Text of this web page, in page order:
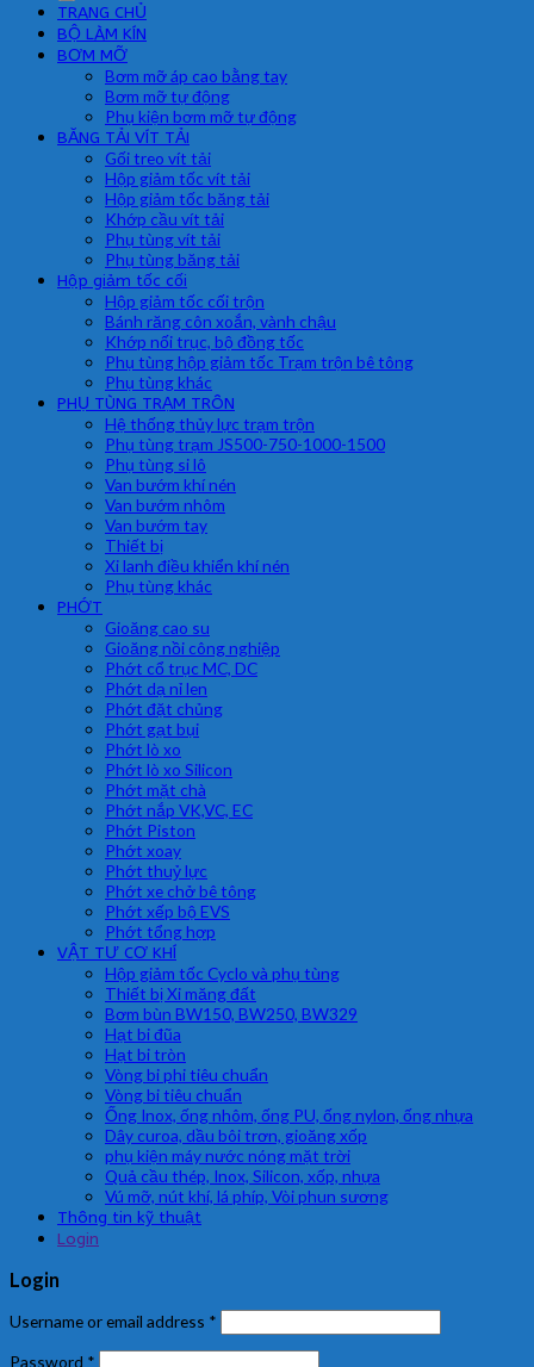
TRANG CHỦ
BỘ LÀM KÍN
BƠM MỠ
Bơm mỡ áp cao bằng tay
Bơm mỡ tự động
Phụ kiện bơm mỡ tự động
BĂNG TẢI VÍT TẢI
Gối treo vít tải
Hộp giảm tốc vít tải
Hộp giảm tốc băng tải
Khớp cầu vít tải
Phụ tùng vít tải
Phụ tùng băng tải
Hộp giảm tốc cối
Hộp giảm tốc cối trộn
Bánh răng côn xoắn, vành chậu
Khớp nối trục, bộ đồng tốc
Phụ tùng hộp giảm tốc Trạm trộn bê tông
Phụ tùng khác
PHỤ TÙNG TRẠM TRÔN
Hệ thống thủy lực trạm trộn
Phụ tùng trạm JS500-750-1000-1500
Phụ tùng si lô
Van bướm khí nén
Van bướm nhôm
Van bướm tay
Thiết bị
Xi lanh điều khiển khí nén
Phụ tùng khác
PHỚT
Gioăng cao su
Gioăng nồi công nghiệp
Phớt cổ trục MC, DC
Phớt dạ nỉ len
Phớt đặt chủng
Phớt gạt bụi
Phớt lò xo
Phớt lò xo Silicon
Phớt mặt chà
Phớt nắp VK,VC, EC
Phớt Piston
Phớt xoay
Phớt thuỷ lực
Phớt xe chở bê tông
Phớt xếp bộ EVS
Phớt tổng hợp
VẬT TƯ CƠ KHÍ
Hộp giảm tốc Cyclo và phụ tùng
Thiết bị Xi măng đất
Bơm bùn BW150, BW250, BW329
Hạt bi đũa
Hạt bi tròn
Vòng bi phi tiêu chuẩn
Vòng bi tiêu chuẩn
Ống Inox, ống nhôm, ống PU, ống nylon, ống nhựa
Dây curoa, dầu bôi trơn, gioăng xốp
phụ kiện máy nước nóng mặt trời
Quả cầu thép, Inox, Silicon, xốp, nhựa
Vú mỡ, nút khí, lá phíp, Vòi phun sương
Thông tin kỹ thuật
Login
Login
Username or email address *
Password *